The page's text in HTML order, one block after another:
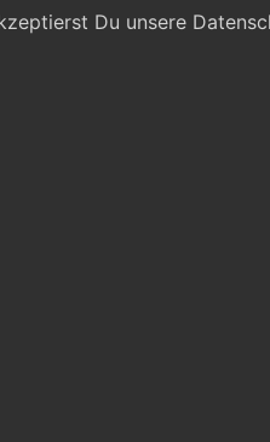
Du unsere